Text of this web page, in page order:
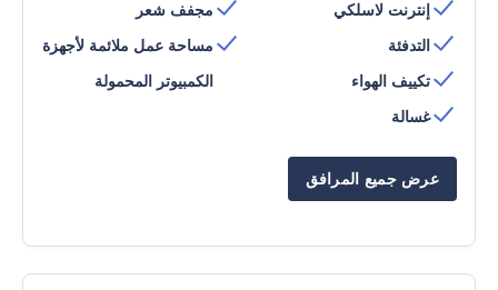
إنترنت لاسلكي
التدفئة
تكييف الهواء
غسالة
مجفف شعر
مساحة عمل ملائمة لأجهزة
الكمبيوتر المحمولة
عرض جميع المرافق